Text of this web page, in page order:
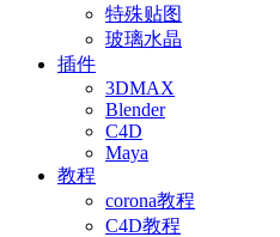
特殊贴图
玻璃水晶
插件
3DMAX
Blender
C4D
Maya
教程
corona教程
C4D教程